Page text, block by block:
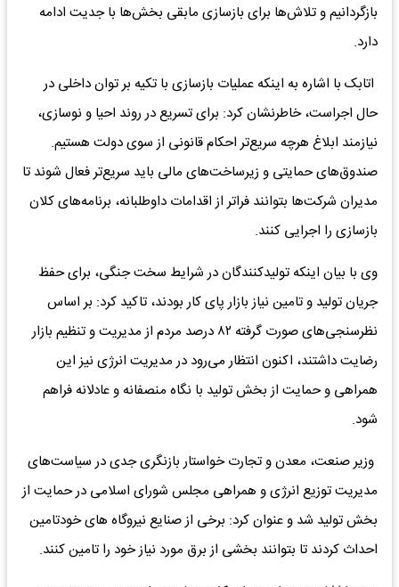
بازگردانیم و تلاش‌ها برای بازسازی مابقی بخش‌ها با جدیت ادامه
دارد.
اتابک با اشاره به اینکه عملیات بازسازی با تکیه بر توان داخلی در
حال اجراست، خاطرنشان کرد: برای تسریع در روند احیا و نوسازی،
نیازمند ابلاغ هرچه سریع‌تر احکام قانونی از سوی دولت هستیم.
صندوق‌های حمایتی و زیرساخت‌های مالی باید سریع‌تر فعال شوند تا
مدیران شرکت‌ها بتوانند فراتر از اقدامات داوطلبانه، برنامه‌های کلان
بازسازی را اجرایی کنند.
وی با بیان اینکه تولیدکنندگان در شرایط سخت جنگی، برای حفظ
جریان تولید و تامین نیاز بازار پای کار بودند، تاکید کرد: بر اساس
نظرسنجی‌های صورت گرفته ۸۲ درصد مردم از مدیریت و تنظیم بازار
رضایت داشتند، اکنون انتظار می‌رود در مدیریت انرژی نیز این
همراهی و حمایت از بخش تولید با نگاه منصفانه و عادلانه فراهم
شود.
وزیر صنعت، معدن و تجارت خواستار بازنگری جدی در سیاست‌های
مدیریت توزیع انرژی و همراهی مجلس شورای اسلامی در حمایت از
بخش تولید شد و عنوان کرد: برخی از صنایع نیروگاه های خودتامین
احداث کردند تا بتوانند بخشی از برق مورد نیاز خود را تامین کنند.